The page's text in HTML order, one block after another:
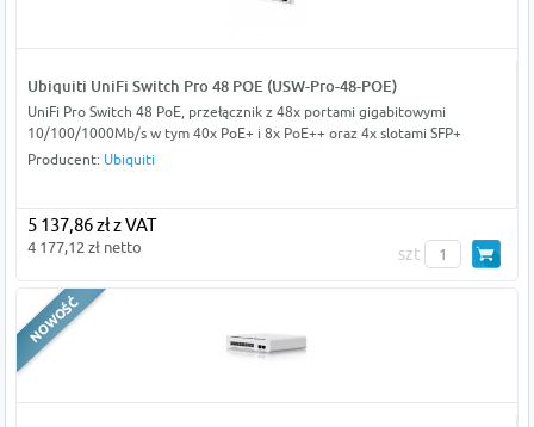
Ubiquiti UniFi Switch Pro 48 POE (USW-Pro-48-POE)
UniFi Pro Switch 48 PoE, przełącznik z 48x portami gigabitowymi
10/100/1000Mb/s w tym 40x PoE+ i 8x PoE++ oraz 4x slotami SFP+
Producent: Ubiquiti
5 137,86 zł z VAT
4 177,12 zł netto szt